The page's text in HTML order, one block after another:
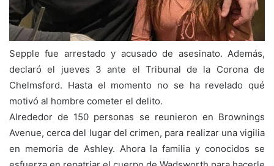
Sepple fue arrestado y acusado de asesinato. Además,
declaró el jueves 3 ante el Tribunal de la Corona de
Chelmsford. Hasta el momento no se ha revelado qué
motivó al hombre cometer el delito.
Alrededor de 150 personas se reunieron en Brownings
Avenue, cerca del lugar del crimen, para realizar una vigilia
en memoria de Ashley. Ahora la familia y conocidos se